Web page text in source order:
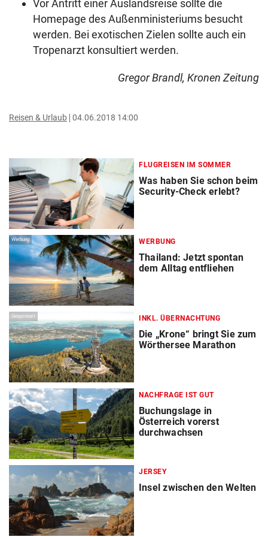
Vor Antritt einer Auslandsreise sollte die
Homepage des Außenministeriums besucht
werden. Bei exotischen Zielen sollte auch ein
Tropenarzt konsultiert werden.
Gregor Brandl, Kronen Zeitung
Reisen & Urlaub 04.06.2018 14:00
FLUGREISEN IM SOMMER
Was haben Sie schon beim
Security-Check erlebt?
Werbung WERBUNG
Thailand: Jetzt spontan
dem Alltag entfliehen
Gesponsert INKL. ÜBERNACHTUNG
Die „Krone“ bringt Sie zum
Wörthersee Marathon
NACHFRAGE IST GUT
Buchungslage in
Österreich vorerst
durchwachsen
JERSEY
Insel zwischen den Welten